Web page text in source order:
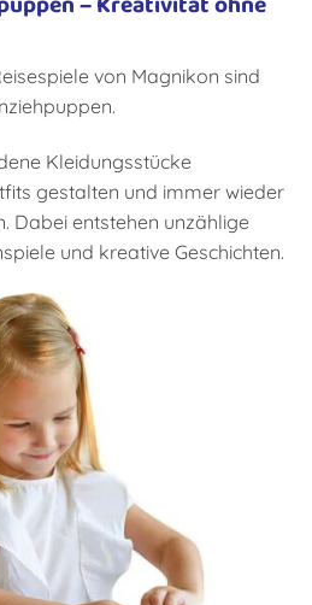
von Magnikon sind
Kleidungsstücke
gestalten und immer wieder
Dabei entstehen unzählige
und kreative Geschichten.